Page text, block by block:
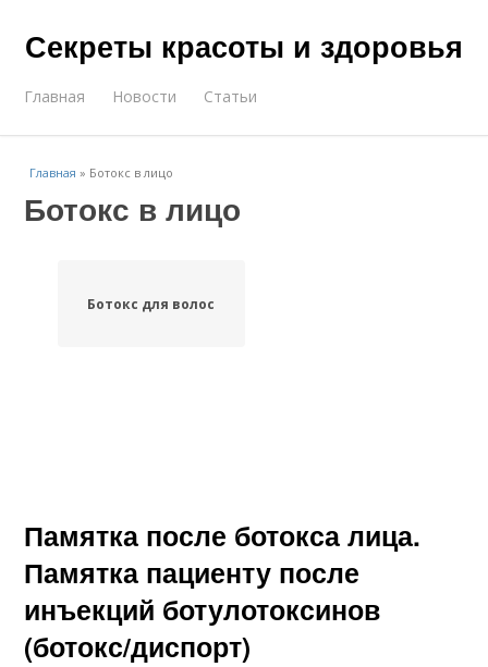
Секреты красоты и здоровья
Главная Новости Статьи
Главная » Ботокс в лицо
Ботокс в лицо
Ботокс для волос
Памятка после ботокса лица.
Памятка пациенту после
инъекций ботулотоксинов
(ботокс/диспорт)